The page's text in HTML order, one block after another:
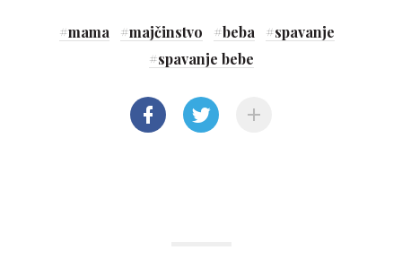
#mama #majčinstvo #beba #spavanje
#spavanje bebe